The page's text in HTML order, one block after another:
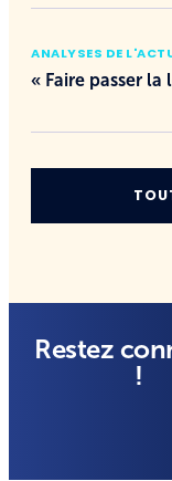
ANALYSES DE
« Faire passer
Restez
!